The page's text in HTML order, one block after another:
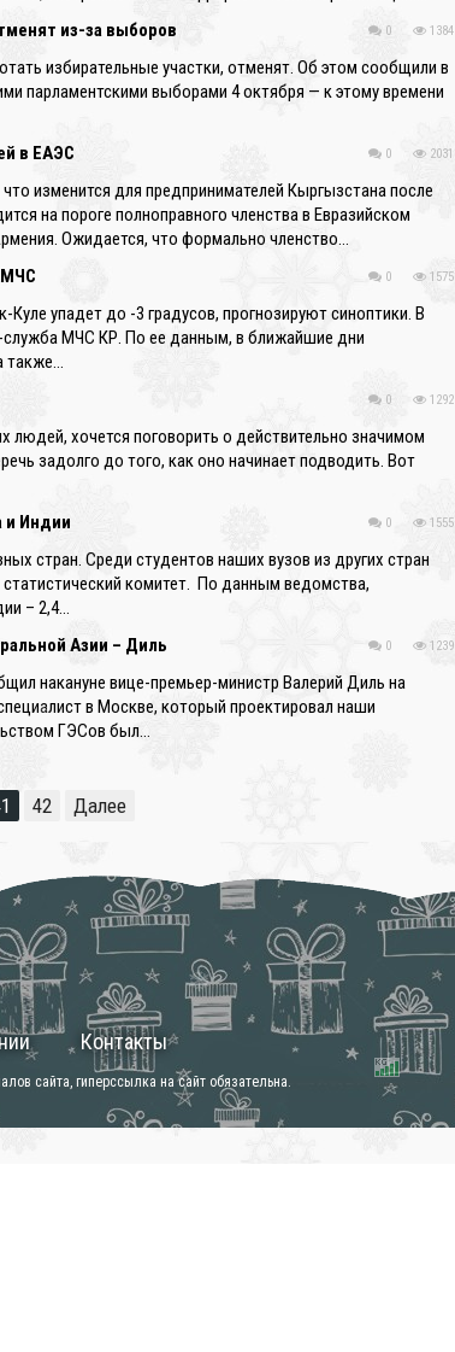
0 1384
из-за выборов
избирательные участки, отменят. Об этом сообщили в
парламентскими выборами 4 октября — к этому времени
0 2031
в ЕАЭС
изменится для предпринимателей Кыргызстана после
на пороге полноправного членства в Евразийском
Ожидается, что формально членство…
0 1575
МЧС
упадет до -3 градусов, прогнозируют синоптики. В
МЧС КР. По ее данным, в ближайшие дни
также…
0 1292
хочется поговорить о действительно значимом
задолго до того, как оно начинает подводить. Вот
0 1555
и Индии
стран. Среди студентов наших вузов из других стран
комитет. По данным ведомства,
– 2,4…
0 1239
Азии – Диль
накануне вице-премьер-министр Валерий Диль на
в Москве, который проектировал наши
ГЭСов был…
42 Далее
Контакты
сайта, гиперссылка на сайт обязательна.
❄